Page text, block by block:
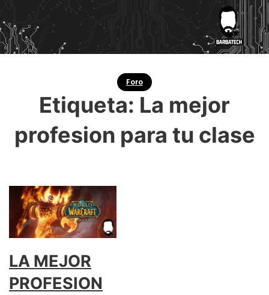
Foro
Etiqueta: La mejor
profesion para tu clase
LA MEJOR
PROFESION